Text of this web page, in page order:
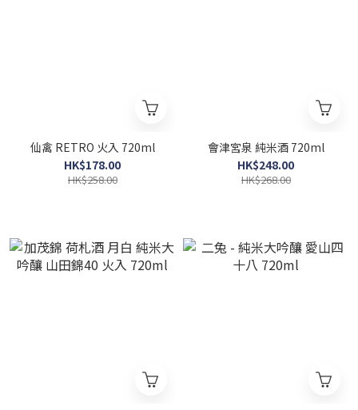
仙禽 RETRO 火入 720ml
HK$178.00
HK$258.00
會津宮泉 純米酒 720ml
HK$248.00
HK$268.00